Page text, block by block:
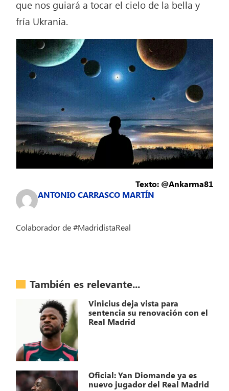
que nos guiará a tocar el cielo de la bella y
fría Ukrania.
Texto: @Ankarma81
ANTONIO CARRASCO MARTÍN
Colaborador de #MadridistaReal
También es relevante...
Vinicius deja vista para
sentencia su renovación con el
Real Madrid
Oficial: Yan Diomande ya es
nuevo jugador del Real Madrid